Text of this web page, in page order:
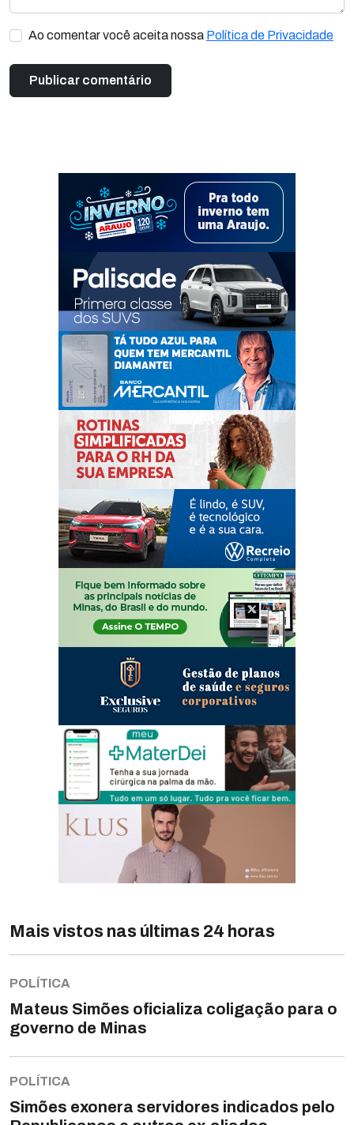
Ao comentar você aceita nossa Política de Privacidade
Mais vistos nas últimas 24 horas
POLÍTICA
Mateus Simões oficializa coligação para o
governo de Minas
POLÍTICA
Simões exonera servidores indicados pelo